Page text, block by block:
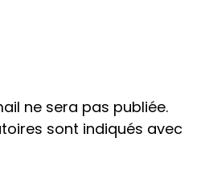
ne sera pas publiée.
sont indiqués avec